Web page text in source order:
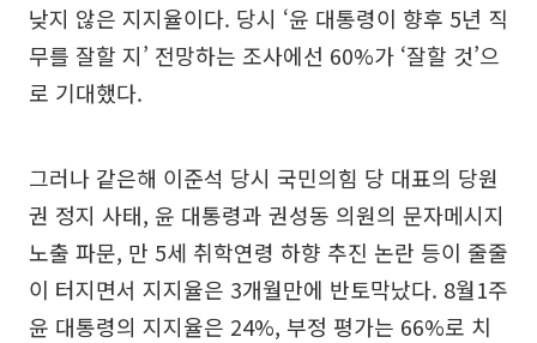
낮지 않은 지지율이다. 당시 ‘윤 대통령이 향후 5년 직
무를 잘할 지’ 전망하는 조사에선 60%가 ‘잘할 것’으
로 기대했다.
그러나 같은해 이준석 당시 국민의힘 당 대표의 당원
권 정지 사태, 윤 대통령과 권성동 의원의 문자메시지
노출 파문, 만 5세 취학연령 하향 추진 논란 등이 줄줄
이 터지면서 지지율은 3개월만에 반토막났다. 8월1주
윤 대통령의 지지율은 24%, 부정 평가는 66%로 치